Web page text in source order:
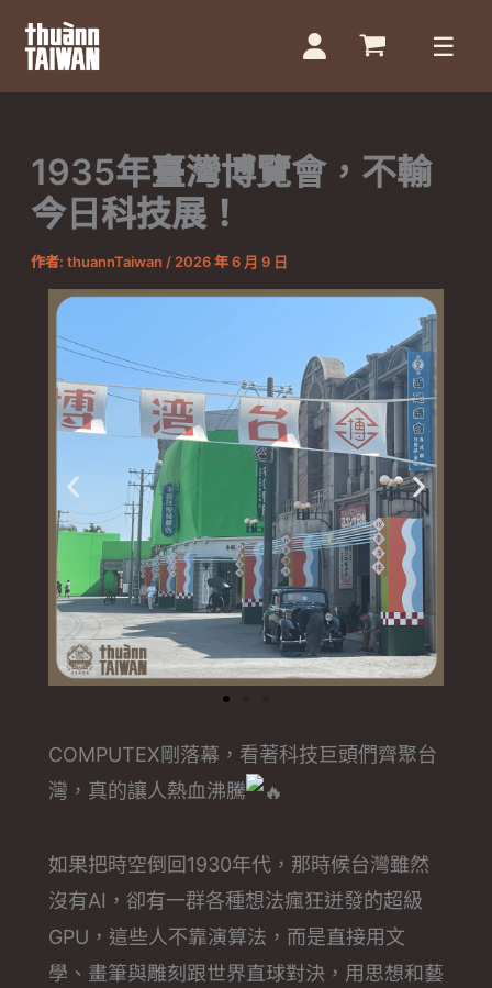
主
1935年臺灣博覽會，不輸
今日科技展！
作者: thuannTaiwan / 2026 年 6 月 9 日
COMPUTEX剛落幕，看著科技巨頭們齊聚台
灣，真的讓人熱血沸騰
如果把時空倒回1930年代，那時候台灣雖然
沒有AI，卻有一群各種想法瘋狂迸發的超級
GPU，這些人不靠演算法，而是直接用文
學、畫筆與雕刻跟世界直球對決，用思想和藝